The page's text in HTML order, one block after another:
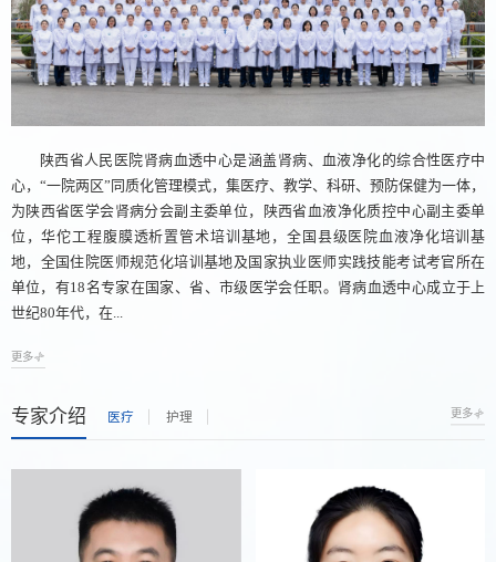
陕西省人民医院肾病血透中心是涵盖肾病、血液净化的综合性医疗中
心，“一院两区”同质化管理模式，集医疗、教学、科研、预防保健为一体，
为陕西省医学会肾病分会副主委单位，陕西省血液净化质控中心副主委单
位，华佗工程腹膜透析置管术培训基地，全国县级医院血液净化培训基
地，全国住院医师规范化培训基地及国家执业医师实践技能考试考官所在
单位，有18名专家在国家、省、市级医学会任职。肾病血透中心成立于上
世纪80年代，在...
更多
专家介绍 医疗 护理 更多